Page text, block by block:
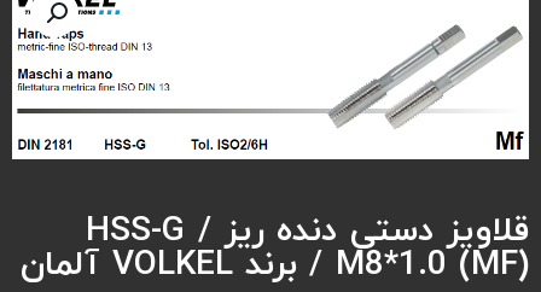
قلاویز دستی دنده ریز HSS-G /
M8*1.0 (MF) / برند VOLKEL آلمان